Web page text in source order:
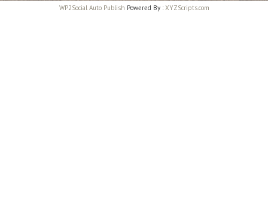
WP2Social Auto Publish Powered By :XYZScripts.com